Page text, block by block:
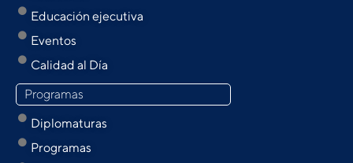
Educación ejecutiva
Eventos
Calidad al Día
Programas
Diplomaturas
Programas